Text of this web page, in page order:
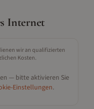
Internet
wir an qualifizierten
Kosten.
— bitte aktivieren Sie
Einstellungen.